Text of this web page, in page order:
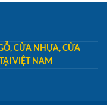
CỬA NHỰA, CỬA
VIỆT NAM